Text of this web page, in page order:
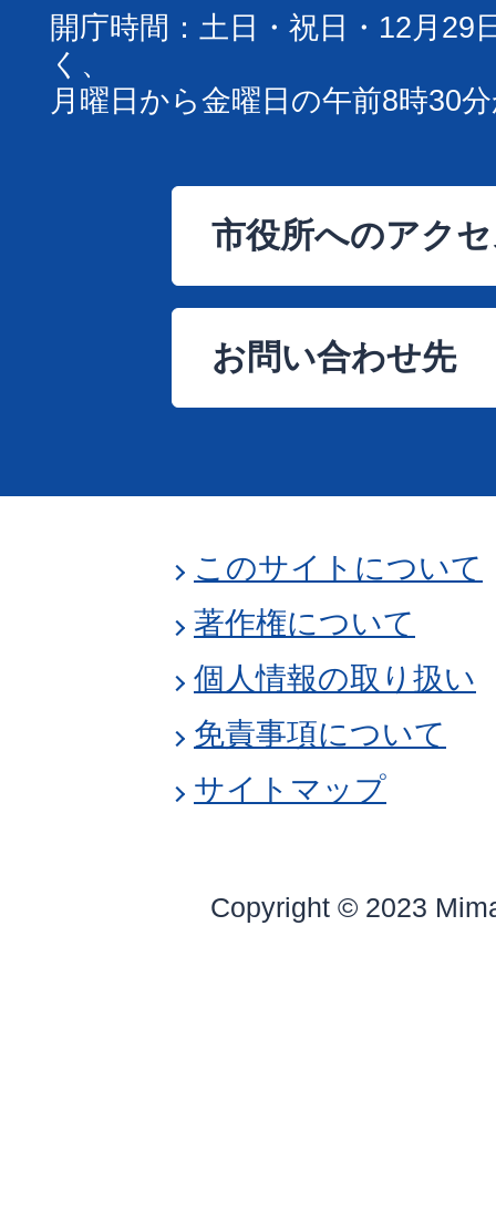
開庁時間：土日・祝日・12月29
く、
月曜日から金曜日の午前8時30
市役所へのアク
お問い合わせ先
このサイトについて
著作権について
個人情報の取り扱い
免責事項について
サイトマップ
Copyright © 2023